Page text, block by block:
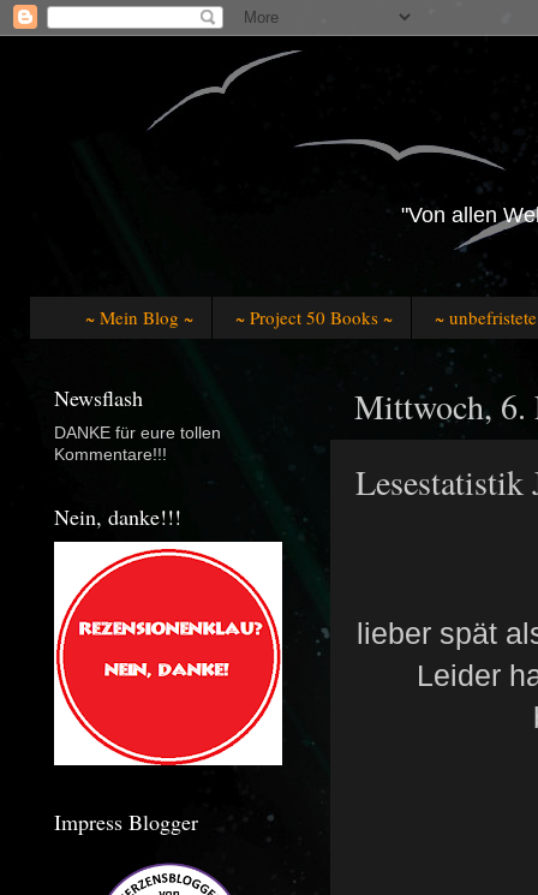
"Von allen
~ Mein Blog ~ ~ Project 50 Books ~ ~
Mittwoch, 6.
Lesestatistik
lieber spät
Leider
Newsflash
DANKE für eure tollen
Kommentare!!!
Nein, danke!!!
Impress Blogger